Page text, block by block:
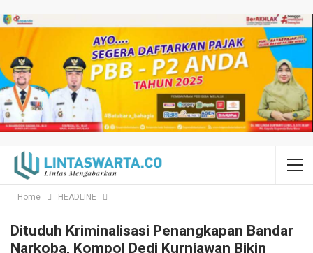
Home HEADLINE
Dituduh Kriminalisasi Penangkapan Bandar
Narkoba, Kompol Dedi Kurniawan Bikin